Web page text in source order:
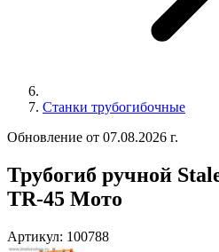
Станки трубогибочные
Обновление от 07.08.2026 г.
Трубогиб ручной
TR-45 Мото
Артикул: 100788